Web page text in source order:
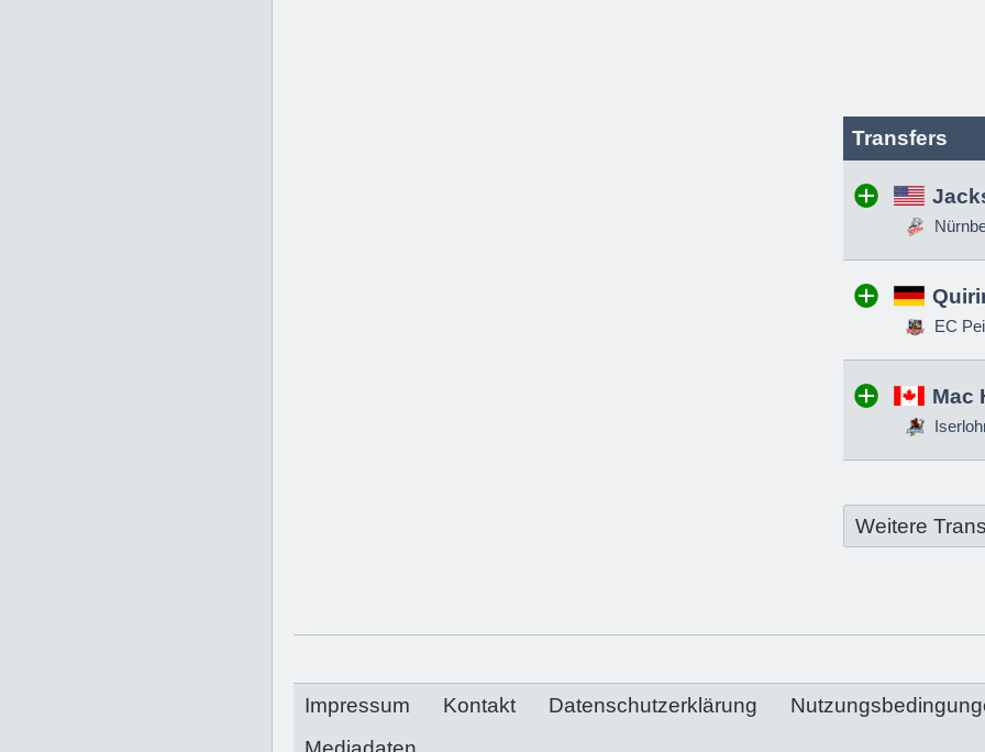
Transfers
EC
Mac
Weitere
Impressum Kontakt Datenschutzerklärung